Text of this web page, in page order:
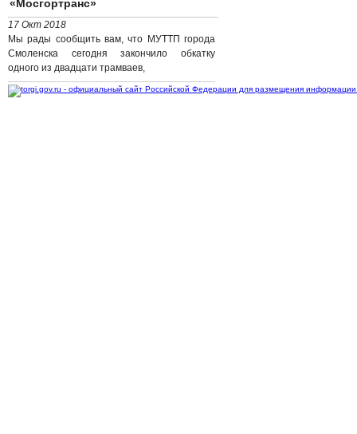
«Мосгортранс»
17 Окт 2018
Мы рады сообщить вам, что МУТТП города
Смоленска сегодня закончило обкатку
одного из двадцати трамваев,